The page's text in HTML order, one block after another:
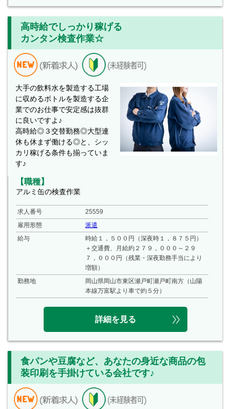
高時給でしっかり稼げる
カンタン検査作業☆
大手の飲料水を製造する工場
に収めるボトルを製造する企
業でのお仕事で安定感は抜群
に良いですよ♪
高時給◎３交替勤務◎大型連
休も休まず働ける◎と、シッ
カリ稼げる条件も揃っていま
す♪
【職種】
アルミ缶の検査作業
求人番号
25559
雇用形態
派遣
給与
時給１，５００円（深夜時１，８７５円）
＋交通費、月給約２７９，０００～２９
７，０００円（残業・深夜勤務手当により
増額）
勤務地
岡山県岡山市東区瀬戸町瀬戸町南方（山陽
本線万富駅より車で約５分）
詳細を見る
食パンや豆腐など、あなたの身近な商品の包
装印刷を手掛けている会社です♪